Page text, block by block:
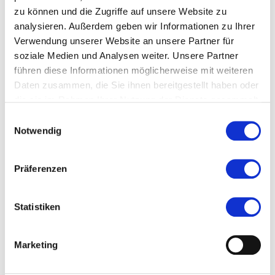
zu können und die Zugriffe auf unsere Website zu
analysieren. Außerdem geben wir Informationen zu Ihrer
Verwendung unserer Website an unsere Partner für
soziale Medien und Analysen weiter. Unsere Partner
führen diese Informationen möglicherweise mit weiteren
Daten zusammen, die Sie ihnen bereitgestellt haben oder
Notwendig
Präferenzen
Statistiken
Marketing
VERANSTALTUNGEN IN
DEUTSCHES ROMANTIK-
MUSEUM & FRANKFURTER
GOETHE-HAUS